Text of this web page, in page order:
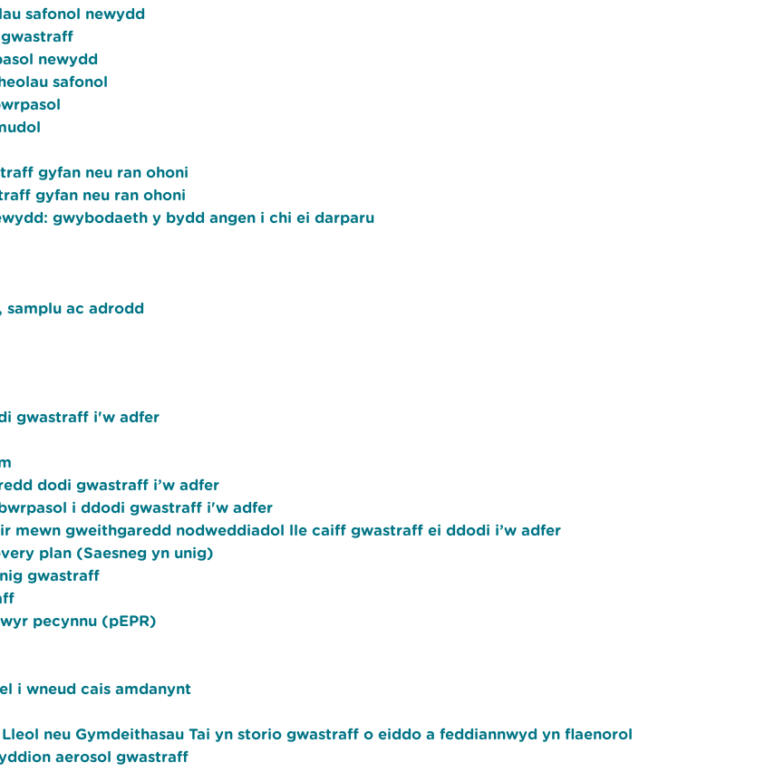
safonol newydd
gwastraff
newydd
safonol
gyfan neu ran ohoni
gyfan neu ran ohoni
gwybodaeth y bydd angen i chi ei darparu
samplu ac adrodd
gwastraff i'w adfer
dodi gwastraff i’w adfer
i ddodi gwastraff i'w adfer
mewn gweithgaredd nodweddiadol lle caiff gwastraff ei ddodi i’w adfer
plan (Saesneg yn unig)
gwastraff
pecynnu (pEPR)
i wneud cais amdanynt
neu Gymdeithasau Tai yn storio gwastraff o eiddo a feddiannwyd yn flaenorol
aerosol gwastraff